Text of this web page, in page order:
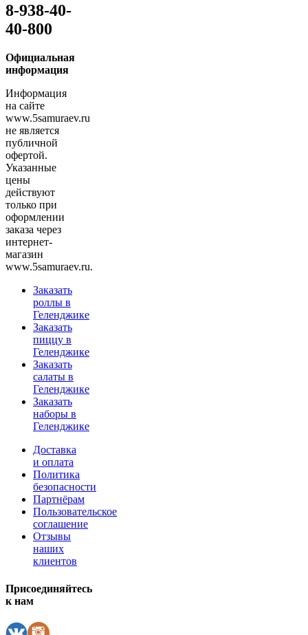
8-938-40-
40-800
Официальная
информация
Информация
на сайте
www.5samuraev.ru
не является
публичной
офертой.
Указанные
цены
действуют
только при
оформлении
заказа через
интернет-
магазин
www.5samuraev.ru.
Заказать
роллы в
Геленджике
Заказать
пиццу в
Геленджике
Заказать
салаты в
Геленджике
Заказать
наборы в
Геленджике
Доставка
и оплата
Политика
безопасности
Партнёрам
Пользовательское
соглашение
Отзывы
наших
клиентов
Присоединяйтесь
к нам